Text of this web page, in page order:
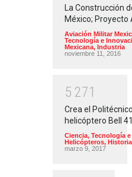
La Construcción
México; Proyecto
Aviación Militar
Tecnología e
Mexicana, Industria
noviembre 11, 2016
5 271
Crea el
helicóptero Bell
Ciencia, Tecnología
Helicópteros,
marzo 9, 2017